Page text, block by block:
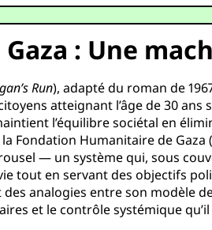
: Une
Run), adapté du roman de
atteignant l’âge de 30
l’équilibre sociétal en
Fondation Humanitaire de
— un système qui, sous
tout en servant des objectifs
des analogies entre son modèle
et le contrôle systémique